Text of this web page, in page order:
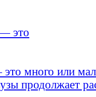
много или
продолжает